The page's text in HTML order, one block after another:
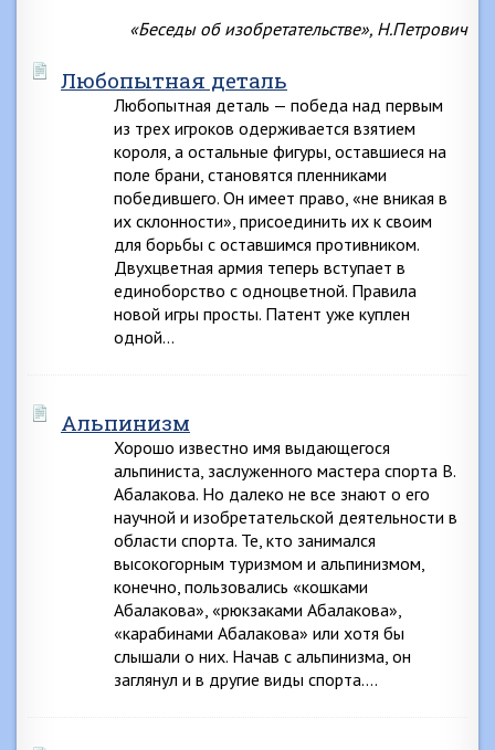
«Беседы об изобретательстве», Н.Петрович
Любопытная деталь
Любопытная деталь — победа над первым
из трех игроков одерживается взятием
короля, а остальные фигуры, оставшиеся на
поле брани, становятся пленниками
победившего. Он имеет право, «не вникая в
их склонности», присоединить их к своим
для борьбы с оставшимся противником.
Двухцветная армия теперь вступает в
единоборство с одноцветной. Правила
новой игры просты. Патент уже куплен
одной…
Альпинизм
Хорошо известно имя выдающегося
альпиниста, заслуженного мастера спорта В.
Абалакова. Но далеко не все знают о его
научной и изобретательской деятельности в
области спорта. Те, кто занимался
высокогорным туризмом и альпинизмом,
конечно, пользовались «кошками
Абалакова», «рюкзаками Абалакова»,
«карабинами Абалакова» или хотя бы
слышали о них. Начав с альпинизма, он
заглянул и в другие виды спорта….